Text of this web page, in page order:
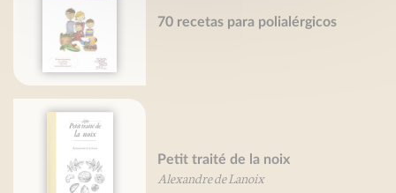
70 recetas para polialérgicos
Petit traité de la noix
Alexandre de Lanoix